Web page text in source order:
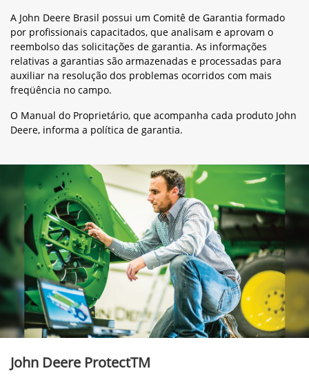
A John Deere Brasil possui um Comitê de Garantia formado
por profissionais capacitados, que analisam e aprovam o
reembolso das solicitações de garantia. As informações
relativas a garantias são armazenadas e processadas para
auxiliar na resolução dos problemas ocorridos com mais
freqüência no campo.
O Manual do Proprietário, que acompanha cada produto John
Deere, informa a política de garantia.
John Deere ProtectTM